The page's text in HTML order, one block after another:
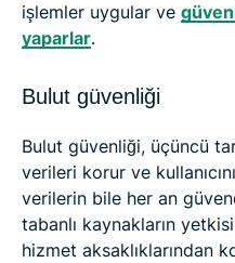
işlemler uygular ve
yaparlar.
Bulut güvenliği
Bulut güvenliği, üçüncü
verileri korur ve
verilerin bile her an
tabanlı kaynakların
hizmet aksaklıklarından